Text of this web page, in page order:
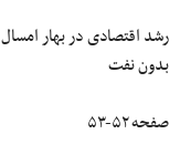
بدون نفت
صفحه ۵۲-۵۳